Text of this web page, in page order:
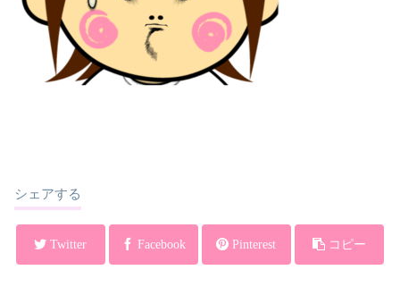
シェアする
Twitter Facebook Pinterest コピー